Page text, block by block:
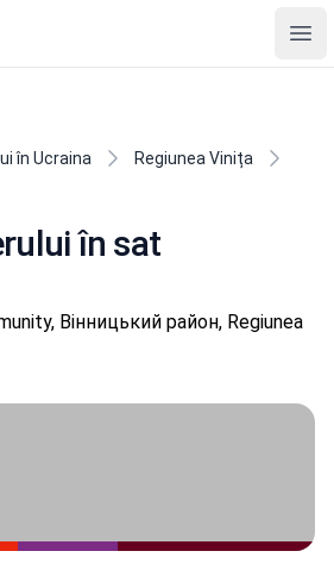
în Ucraina
Regiunea Vinița
în sat
Вінницький район, Regiunea